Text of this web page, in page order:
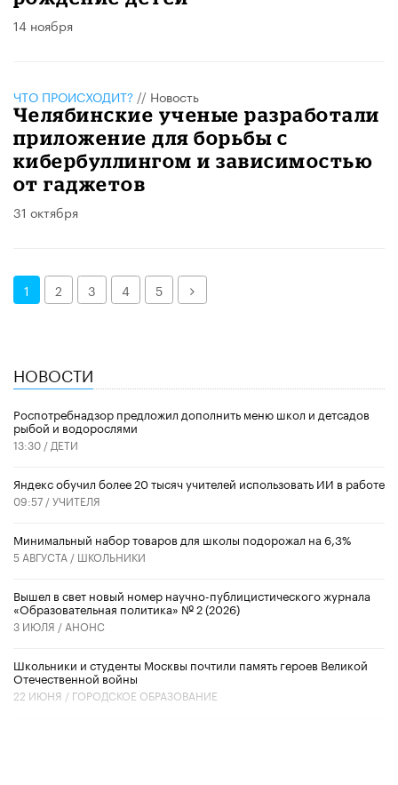
14 ноября
ЧТО ПРОИСХОДИТ? // Новость
Челябинские ученые разработали
приложение для борьбы с
кибербуллингом и зависимостью
от гаджетов
31 октября
1 2 3 4 5 Далее
НОВОСТИ
Роспотребнадзор предложил дополнить меню школ и детсадов
рыбой и водорослями
13:30 / ДЕТИ
​Яндекс обучил более 20 тысяч учителей использовать ИИ в работе
09:57 /УЧИТЕЛЯ
Минимальный набор товаров для школы подорожал на 6,3%
5 АВГУСТА / ШКОЛЬНИКИ
Вышел в свет новый номер научно-публицистического журнала
«Образовательная политика» № 2 (2026)
3 ИЮЛЯ / АНОНС
Школьники и студенты Москвы почтили память героев Великой
Отечественной войны
22 ИЮНЯ / ГОРОДСКОЕ ОБРАЗОВАНИЕ